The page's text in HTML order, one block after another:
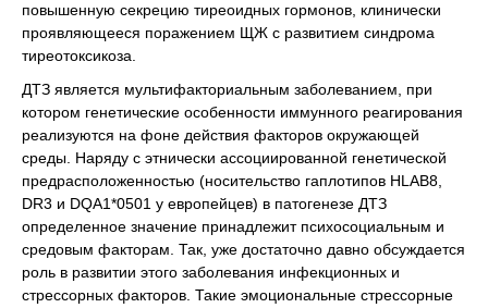
повышенную секрецию тиреоидных гормонов, клинически
проявляющееся поражением ЩЖ с развитием синдрома
тиреотоксикоза.
ДТЗ является мультифакториальным заболеванием, при
котором генетические особенности иммунного реагирования
реализуются на фоне действия факторов окружающей
среды. Наряду с этнически ассоциированной генетической
предрасположенностью (носительство гаплотипов HLAB8,
DR3 и DQA1*0501 у европейцев) в патогенезе ДТЗ
определенное значение принадлежит психосоциальным и
средовым факторам. Так, уже достаточно давно обсуждается
роль в развитии этого заболевания инфекционных и
стрессорных факторов. Такие эмоциональные стрессорные